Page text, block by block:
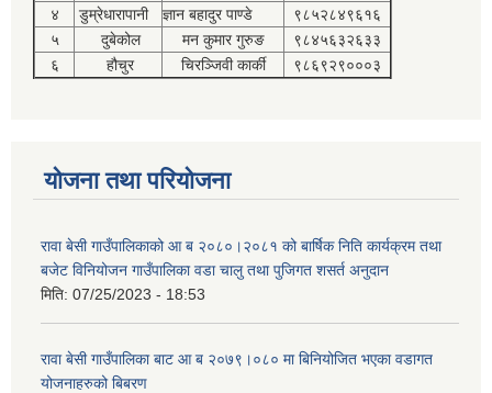
४
डुम्रेधारापानी ज्ञान बहादुर पाण्डे
९८५२८४९६१६
५
दुबेकोल मन कुमार गुरुङ
९८४५६३२६३३
६
हौचुर चिरञ्जिवी कार्की ९८६९२९०००३
योजना तथा परियोजना
रावा बेसी गाउँपालिकाको आ ब २०८०।२०८१ को बार्षिक निति कार्यक्रम तथा
बजेट विनियोजन गाउँपालिका वडा चालु तथा पुजिगत शसर्त अनुदान
मिति: 07/25/2023 - 18:53
रावा बेसी गाउँपालिका बाट आ ब २०७९।०८० मा बिनियोजित भएका वडागत
योजनाहरुको बिबरण